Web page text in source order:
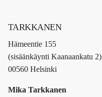
TARKKANEN
Hämeentie 155
(sisäänkäynti Kaanaankatu 2)
00560 Helsinki
Mika Tarkkanen